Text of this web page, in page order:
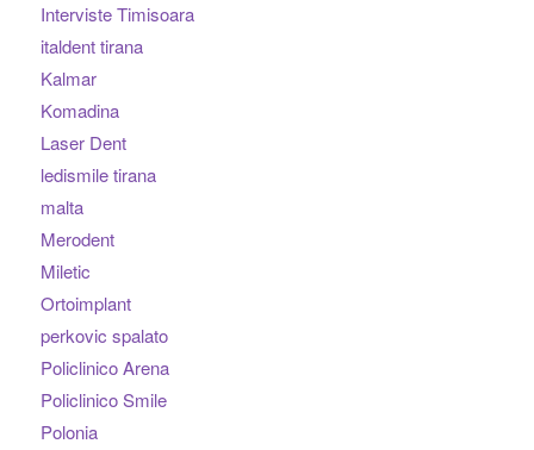
Interviste Timisoara
italdent tirana
Kalmar
Komadina
Laser Dent
ledismile tirana
malta
Merodent
Miletic
Ortoimplant
perkovic spalato
Policlinico Arena
Policlinico Smile
Polonia